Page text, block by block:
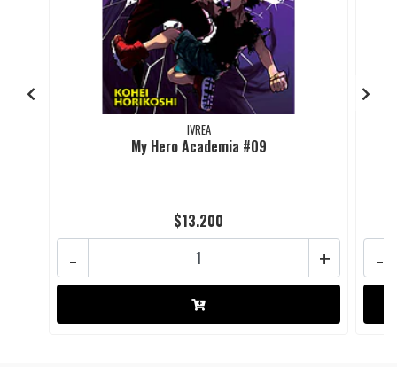
IVREA
My Hero Academia #09
$13.200
+
- -